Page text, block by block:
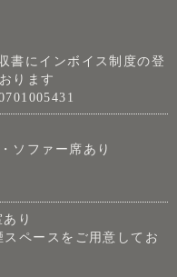
書にインボイス制度の登
ります
ソファー席あり
り
ペースをご用意してお